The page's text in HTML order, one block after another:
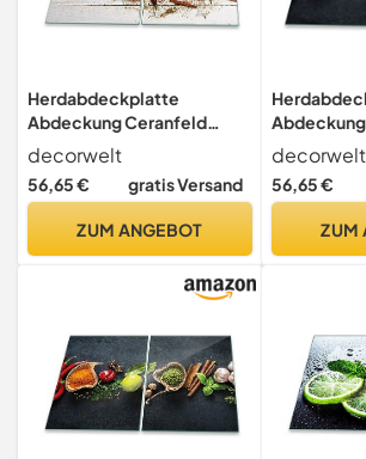
Herdabdeckplatte
Abdeckung Ceranfeld
Abdeckplatte
Schneidebrett 2-Teilig
80x52 Gewürze Mehrfarbig
Ceranfeldabdeckung
2x40x52
decorwelt
56,65 € gratis Versand
ZUM ANGEBOT
80x52
decorwelt
56,65 €
ZUM